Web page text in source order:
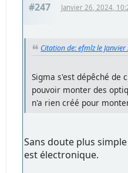
#247 Janvier 26, 2024,
Citation de: efmlz le
Sigma s'est dépêché de
pouvoir monter des
n'a rien créé pour
Sans doute plus
est électronique.